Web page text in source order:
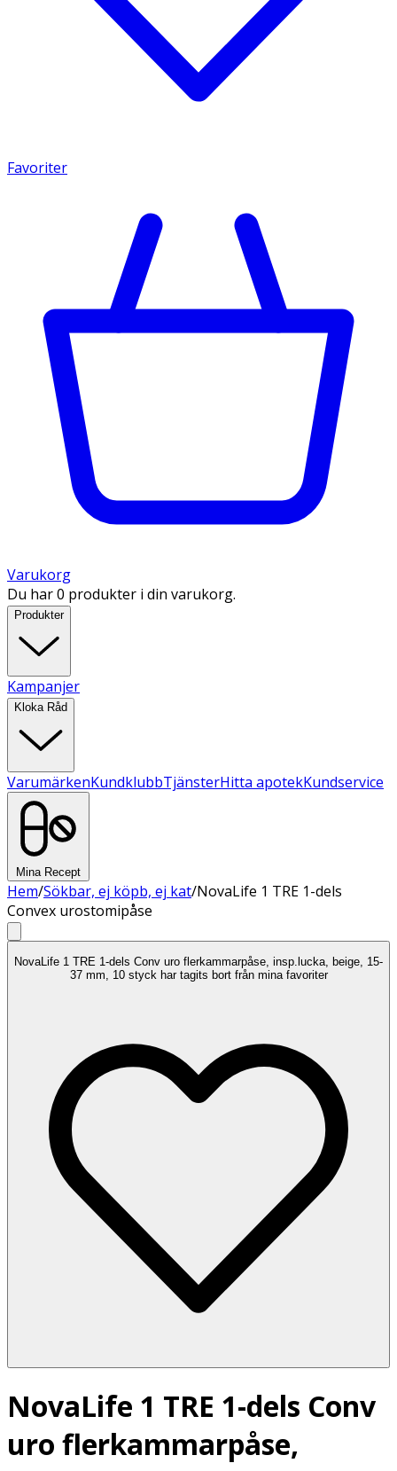
Favoriter
Varukorg
Du har 0 produkter i din varukorg.
Produkter
Kampanjer
Kloka Råd
VarumärkenKundklubbTjänsterHitta apotekKundservice
Mina Recept
Hem/Sökbar, ej köpb, ej kat/NovaLife 1 TRE 1-dels
Convex urostomipåse
NovaLife 1 TRE 1-dels Conv uro flerkammarpåse, insp.lucka, beige, 15-
37 mm, 10 styck har tagits bort från mina favoriter
NovaLife 1 TRE 1-dels Conv
uro flerkammarpåse,